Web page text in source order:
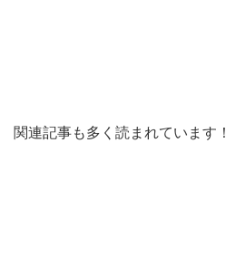
関連記事も多く読まれています！